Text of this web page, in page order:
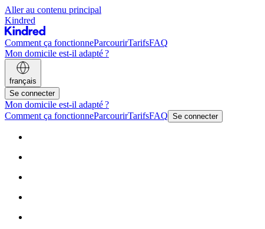
Aller au contenu principal
Kindred
Comment ça fonctionneParcourirTarifsFAQ
Mon domicile est-il adapté ?
français
Se connecter
Mon domicile est-il adapté ?
Comment ça fonctionneParcourirTarifsFAQ Se connecter